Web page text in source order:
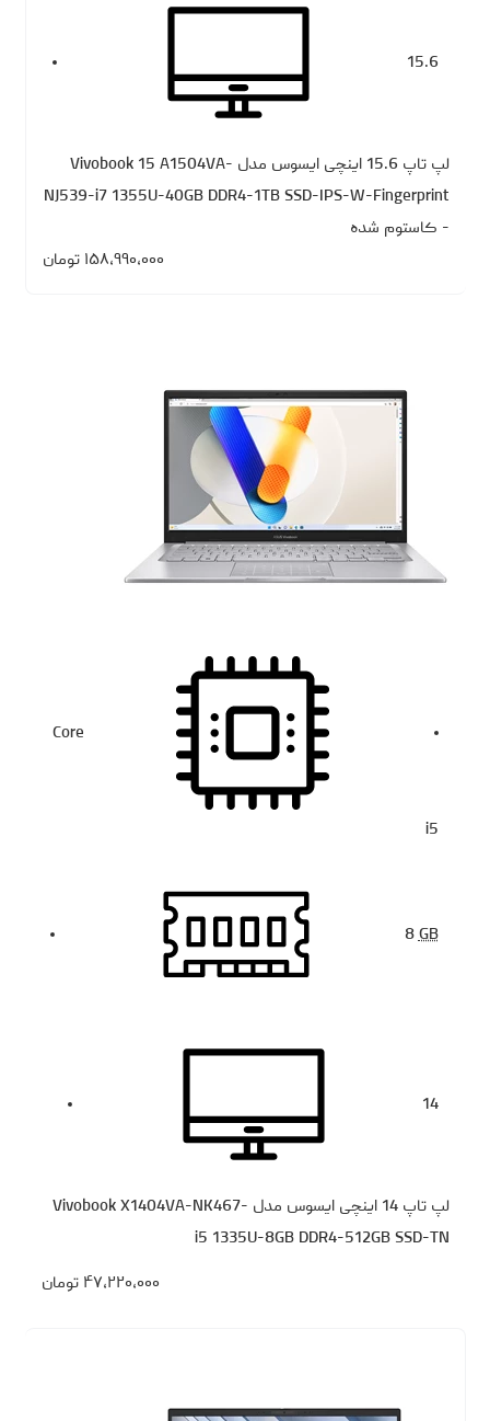
15.6
لپ تاپ 15.6 اینچی ایسوس مدل Vivobook 15 A1504VA-
NJ539-i7 1355U-40GB DDR4-1TB SSD-IPS-W-Fingerprint
- کاستوم شده
۱۵۸،۹۹۰،۰۰۰ تومان
Core
i5
8GB
14
لپ تاپ 14 اینچی ایسوس مدل Vivobook X1404VA-NK467-
i5 1335U-8GB DDR4-512GB SSD-TN
۴۷،۲۲۰،۰۰۰ تومان